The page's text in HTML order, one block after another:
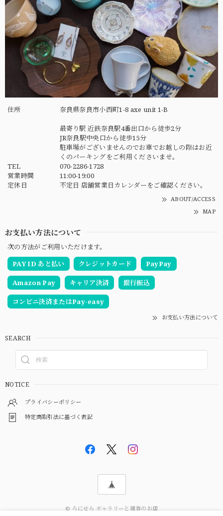
住所 奈良県奈良市小西町1-8 axe unit 1-B
最寄り駅 近鉄奈良駅4番出口から徒歩2分
JR奈良駅中央口から徒歩15分
駐車場がございませんのでお車でお越しの際はお近
くのパーキングをご利用くださいませ。
TEL
070-2286-1728
営業時間
11:00-19:00
定休日
不定日 店舗営業日カレンダーをご確認ください。
ABOUT/ACCESS
MAP
お支払い方法について
次の方法がご利用いただけます。
PAY ID あと払い
クレジットカード PayPay
Amazon Pay キャリア決済 銀行振込
コンビニ決済またはPay-easy
お支払い方法について
SEARCH
NOTICE
プライバシーポリシー
特定商取引法に基づく表記
© ろにせら ギャラリーと雑貨のお店